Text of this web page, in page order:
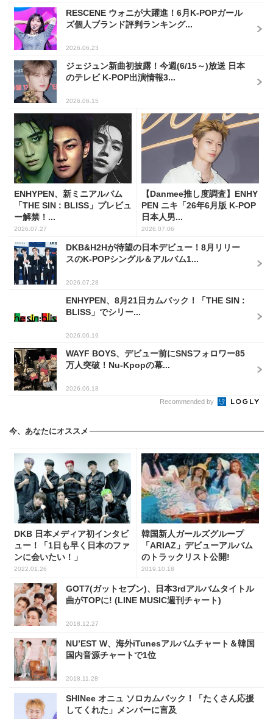
RESCENE ウォニが大躍進！6月K-POPガール
ズ個人ブランド評判ランキング...
2026.06.23
ジェジュン新曲初披露！今週(6/15～)放送 日本
のテレビ K-POP出演情報3...
2026.06.15
ENHYPEN、新ミニアルバム
「THE SIN : BLISS」プレビュ
ー解禁！...
2026.07.27
【Danmee推し度調査】ENHY
PEN ニキ「26年6月版 K-POP
日本人男...
2026.07.06
DKB&H2Hが待望の日本デビュー！8月リリー
スのK-POPシングル＆アルバム1...
2026.07.28
ENHYPEN、8月21日カムバック！「THE SIN :
BLISS」でシリー...
2026.06.19
WAYF BOYS、デビュー前にSNSフォロワー85
万人突破！Nu-Kpopの幕...
2026.06.18
Recommended by
今、あなたにオススメ
DKB 日本メディア初インタビ
ュー！「1日も早く日本のファ
ンに会いたい！」
2022.01.26
韓国新人ガールズグループ
「ARIAZ」デビューアルバム
のトラックリスト公開!
2019.10.18
GOT7(ガットセブン)、日本3rdアルバムタイトル
曲がTOPに! (LINE MUSIC週刊チャート)
2018.12.27
NU’EST W、海外iTunesアルバムチャート＆韓国
国内音源チャートで1位
2018.11.28
SHINee オニュ ソロカムバック！「たくさん応援
してくれた」メンバーに言及